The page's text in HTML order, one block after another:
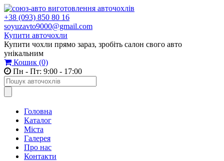
+38 (093) 850 80 16
soyuzavto9000@gmail.com
Купити авточохли
Купити чохли прямо зараз, зробіть салон свого авто
унікальним
Кошик (0)
Пн - Пт: 9:00 - 17:00
Головна
Каталог
Міста
Галерея
Про нас
Контакти